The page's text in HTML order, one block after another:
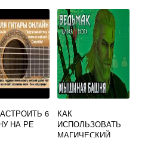
6
НА РЕ
КАК
ИСПОЛЬЗОВАТЬ
МАГИЧЕСКИЙ